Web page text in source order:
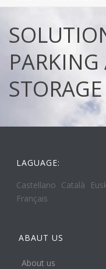
STORAGE
LAGUAGE:
Castellano Català
Français
ABAUT US
About us